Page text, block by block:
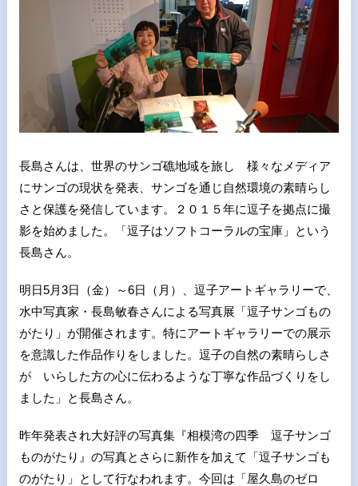
長島さんは、世界のサンゴ礁地域を旅し 様々なメディア
にサンゴの現状を発表、サンゴを通じ自然環境の素晴らし
さと保護を発信しています。２０１５年に逗子を拠点に撮
影を始めました。「逗子はソフトコーラルの宝庫」という
長島さん。
明日5月3日（金）～6日（月）、逗子アートギャラリーで、
水中写真家・長島敏春さんによる写真展「逗子サンゴもの
がたり」が開催されます。特にアートギャラリーでの展示
を意識した作品作りをしました。逗子の自然の素晴らしさ
が いらした方の心に伝わるような丁寧な作品づくりをし
ました」と長島さん。
昨年発表され大好評の写真集『相模湾の四季 逗子サンゴ
ものがたり』の写真とさらに新作を加えて「逗子サンゴも
のがたり」として行なわれます。今回は「屋久島のゼロ